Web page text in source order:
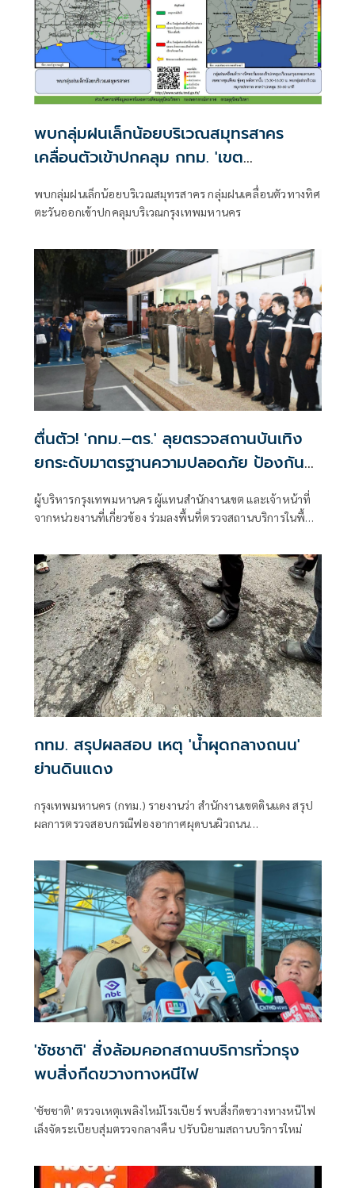
พบกลุ่มฝนเล็กน้อยบริเวณสมุทรสาคร
เคลื่อนตัวเข้าปกคลุม กทม. 'เขต
บางขุนเทียน-ทุ่งครุ'
พบกลุ่มฝนเล็กน้อยบริเวณสมุทรสาคร กลุ่มฝนเคลื่อนตัวทางทิศ
ตะวันออกเข้าปกคลุมบริเวณกรุงเทพมหานคร
ตื่นตัว! 'กทม.–ตร.' ลุยตรวจสถานบันเทิง
ยกระดับมาตรฐานความปลอดภัย ป้องกัน
ผู้บริหารกรุงเทพมหานคร ผู้แทนสำนักงานเขต และเจ้าหน้าที่
จากหน่วยงานที่เกี่ยวข้อง ร่วมลงพื้นที่ตรวจสถานบริการในพื้นที่
ปลอดภัย
กทม. สรุปผลสอบ เหตุ 'น้ำผุดกลางถนน'
ย่านดินแดง
กรุงเทพมหานคร (กทม.) รายงานว่า สำนักงานเขตดินแดง สรุป
ผลการตรวจสอบกรณีฟองอากาศผุดบนผิวถนน
'ชัชชาติ' สั่งล้อมคอกสถานบริการทั่วกรุง
พบสิ่งกีดขวางทางหนีไฟ
'ชัชชาติ' ตรวจเหตุเพลิงไหม้โรงเบียร์ พบสิ่งกีดขวางทางหนีไฟ
เล็งจัดระเบียบสุ่มตรวจกลางคืน ปรับนิยามสถานบริการใหม่